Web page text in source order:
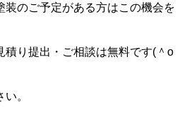
装のご予定がある方はこの機会を
積り提出・ご相談は無料です(＾o
。